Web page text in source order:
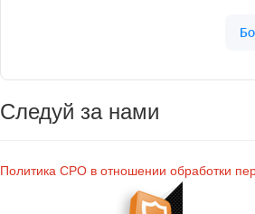
Следуй за нами
Политика СРО в отношении обработки